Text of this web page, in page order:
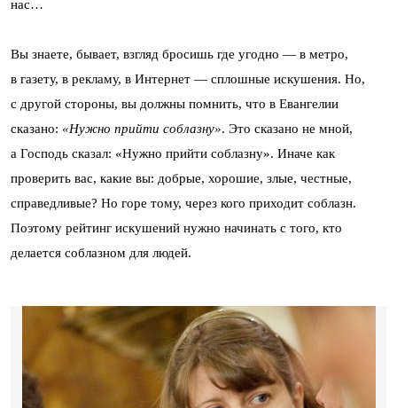
нас…
Вы знаете, бывает, взгляд бросишь где угодно — в метро,
в газету, в рекламу, в Интернет — сплошные искушения. Но,
с другой стороны, вы должны помнить, что в Евангелии
сказано: «Нужно прийти соблазну». Это сказано не мной,
а Господь сказал: «Нужно прийти соблазну». Иначе как
проверить вас, какие вы: добрые, хорошие, злые, честные,
справедливые? Но горе тому, через кого приходит соблазн.
Поэтому рейтинг искушений нужно начинать с того, кто
делается соблазном для людей.